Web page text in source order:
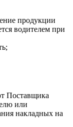
продукции
водителем при
Поставщика
или
накладных на